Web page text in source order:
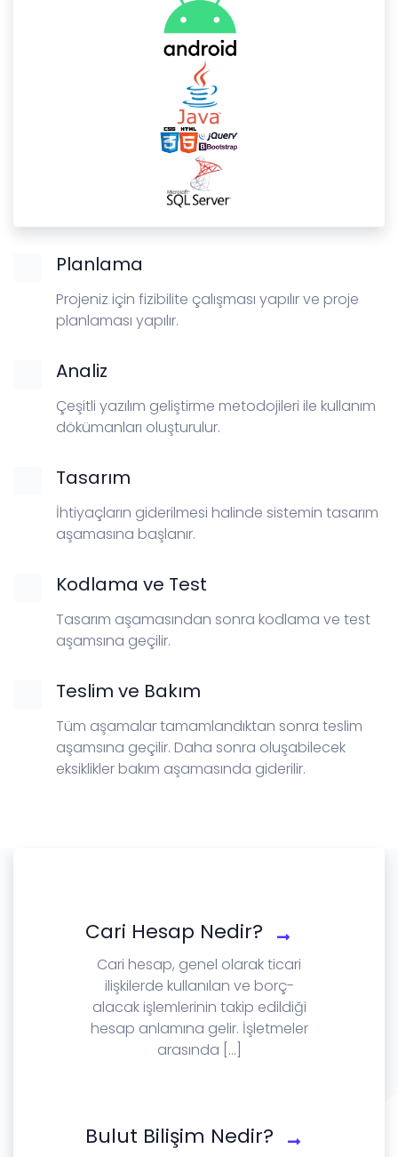
Planlama
Projeniz için fizibilite çalışması yapılır ve proje
planlaması yapılır.
Analiz
Çeşitli yazılım geliştirme metodojileri ile kullanım
dökümanları oluşturulur.
Tasarım
İhtiyaçların giderilmesi halinde sistemin tasarım
aşamasına başlanır.
Kodlama ve Test
Tasarım aşamasından sonra kodlama ve test
aşamsına geçilir.
Teslim ve Bakım
Tüm aşamalar tamamlandıktan sonra teslim
aşamsına geçilir. Daha sonra oluşabilecek
eksiklikler bakım aşamasında giderilir.
Cari Hesap Nedir?
Cari hesap, genel olarak ticari
ilişkilerde kullanılan ve borç-
alacak işlemlerinin takip edildiği
hesap anlamına gelir. İşletmeler
arasında [...]
Bulut Bilişim Nedir?